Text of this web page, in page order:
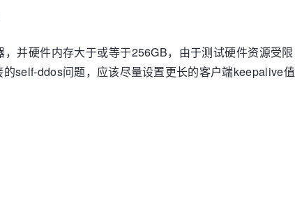
并硬件内存大于或等于256GB，由于测试硬件资源受
self-ddos问题，应该尽量设置更长的客户端keepalive值